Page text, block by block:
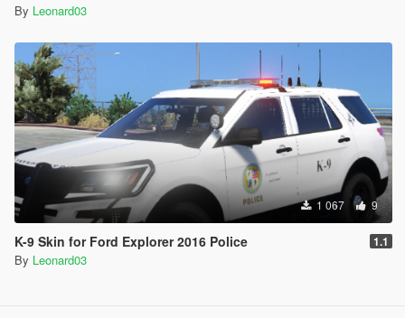
By Leonard03
1 067 9
K-9 Skin for Ford Explorer 2016 Police 1.1
By Leonard03